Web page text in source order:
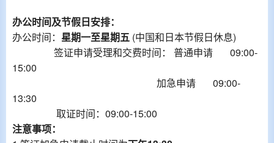
办公时间及节假日安排：
办公时间： 星期一至星期五 (中国和日本节假日休息)
签证申请受理和交费时间： 普通申请 09:00-
15:00
加急申请 09:00-
13:30
取证时间：09:00-15:00
注意事项：